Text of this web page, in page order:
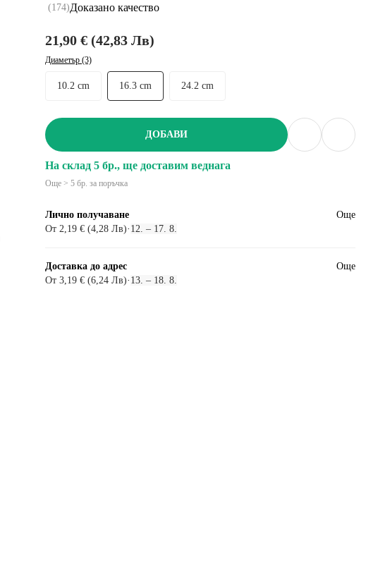
(174)Доказано качество
21,90 € (42,83 Лв)
Диаметър (3)
10.2 cm 16.3 cm 24.2 cm
ДОБАВИ
На склад 5 бр., ще доставим веднага
Още > 5 бр. за поръчка
Лично получаване
От 2,19 € (4,28 Лв)· 12. – 17. 8.
Още
Доставка до адрес
От 3,19 € (6,24 Лв)· 13. – 18. 8.
Още